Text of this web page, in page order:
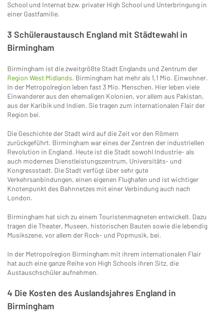
School und Internat bzw. privater High School und Unterbringung in
einer Gastfamilie.
3 Schüleraustausch England mit Städtewahl in
Birmingham
Birmingham ist die zweitgrößte Stadt Englands und Zentrum der
Region West Midlands. Birmingham hat mehr als 1,1 Mio. Einwohner.
In der Metropolregion leben fast 3 Mio. Menschen. Hier leben viele
Einwanderer aus den ehemaligen Kolonien, vor allem aus Pakistan,
aus der Karibik und Indien. Sie tragen zum internationalen Flair der
Region bei.
Die Geschichte der Stadt wird auf die Zeit vor den Römern
zurückgeführt. Birmingham war eines der Zentren der industriellen
Revolution in England. Heute ist die Stadt sowohl Industrie- als
auch modernes Dienstleistungszentrum, Universitäts- und
Kongressstadt. Die Stadt verfügt über sehr gute
Verkehrsanbindungen, einen eigenen Flughafen und ist wichtiger
Knotenpunkt des Bahnnetzes mit einer Verbindung auch nach
London.
Birmingham hat sich zu einem Touristenmagneten entwickelt. Dazu
tragen die Theater, Museen, historischen Bauten sowie die lebendig
Musikszene, vor allem der Rock- und Popmusik, bei.
In der Metropolregion Birmingham mit ihrem internationalen Flair
hat auch eine ganze Reihe von High Schools ihren Sitz, die
Austauschschüler aufnehmen.
4 Die Kosten des Auslandsjahres England in
Birmingham